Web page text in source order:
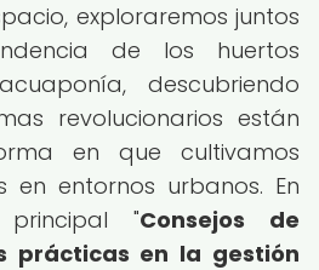
exploraremos juntos
de los huertos
descubriendo
revolucionarios están
en que cultivamos
en entornos urbanos. En
principal "Consejos de
prácticas en la gestión